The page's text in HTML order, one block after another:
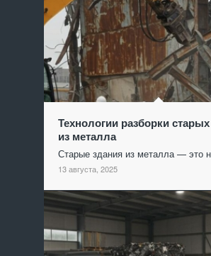
Технологии разборки
из металла
Старые здания из металла — это
13 августа, 2025